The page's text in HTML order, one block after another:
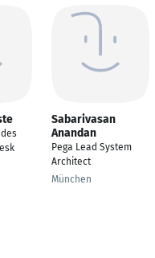
Sabarivasan
Anandan
Pega Lead System
Architect
München